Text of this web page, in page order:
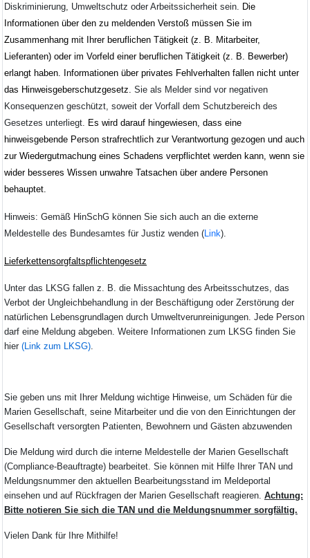
Diskriminierung, Umweltschutz oder Arbeitssicherheit sein. Die
Informationen über den zu meldenden Verstoß müssen Sie im
Zusammenhang mit Ihrer beruflichen Tätigkeit (z. B. Mitarbeiter,
Lieferanten) oder im Vorfeld einer beruflichen Tätigkeit (z. B. Bewerber)
erlangt haben. Informationen über privates Fehlverhalten fallen nicht unter
das Hinweisgeberschutzgesetz. Sie als Melder sind vor negativen
Konsequenzen geschützt, soweit der Vorfall dem Schutzbereich des
Gesetzes unterliegt. Es wird darauf hingewiesen, dass eine
hinweisgebende Person strafrechtlich zur Verantwortung gezogen und auch
zur Wiedergutmachung eines Schadens verpflichtet werden kann, wenn sie
wider besseres Wissen unwahre Tatsachen über andere Personen
behauptet.
Hinweis: Gemäß HinSchG können Sie sich auch an die externe
Meldestelle des Bundesamtes für Justiz wenden (Link)
Lieferkettensorgfaltspflichtengesetz
Unter das LKSG fallen z. B. die Missachtung des Arbeitsschutzes, das
Verbot der Ungleichbehandlung in der Beschäftigung oder Zerstörung der
natürlichen Lebensgrundlagen durch Umweltverunreinigungen. Jede Person
darf eine Meldung abgeben. Weitere Informationen zum LKSG finden Sie
hier (Link zum LKSG)
Sie geben uns mit Ihrer Meldung wichtige Hinweise, um Schäden für die
Marien Gesellschaft, seine Mitarbeiter und die von den Einrichtungen der
Gesellschaft versorgten Patienten, Bewohnern und Gästen abzuwenden
Die Meldung wird durch die interne Meldestelle der Marien Gesellschaft
(Compliance-Beauftragte) bearbeitet. Sie können mit Hilfe Ihrer TAN und
Meldungsnummer den aktuellen Bearbeitungsstand im Meldeportal
einsehen und auf Rückfragen der Marien Gesellschaft reagieren. Achtung:
Bitte notieren Sie sich die TAN und die Meldungsnummer sorgfältig.
Vielen Dank für Ihre Mithilfe!